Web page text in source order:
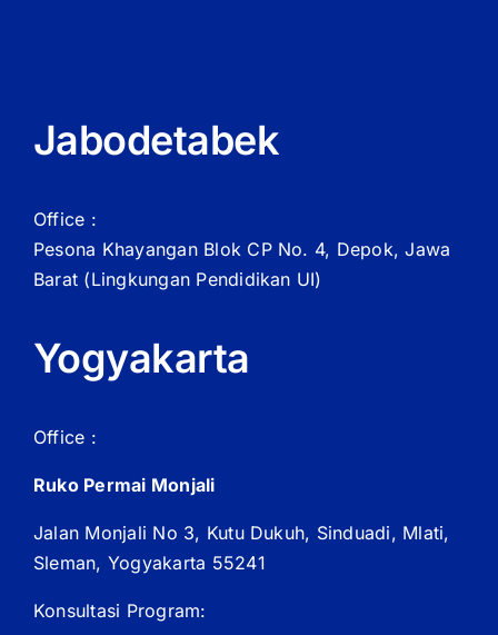
Jabodetabek
Office :
Pesona Khayangan Blok CP No. 4, Depok, Jawa
Barat (Lingkungan Pendidikan UI)
Yogyakarta
Office :
Ruko Permai Monjali
Jalan Monjali No 3, Kutu Dukuh, Sinduadi, Mlati,
Sleman, Yogyakarta 55241
Konsultasi Program: